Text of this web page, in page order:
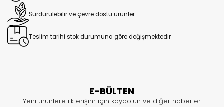
Sürdürülebilir ve çevre dostu ürünler
Teslim tarihi stok durumuna göre değişmektedir
E-BÜLTEN
Yeni ürünlere ilk erişim için kaydolun ve diğer haberler